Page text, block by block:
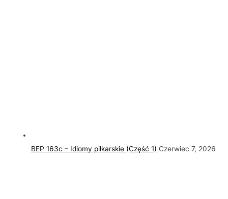
BEP 163c – Idiomy piłkarskie (Część 1) Czerwiec 7, 2026